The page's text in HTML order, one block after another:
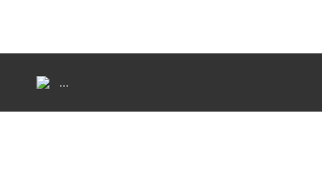
...